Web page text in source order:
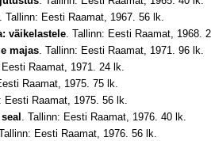
. Tallinn: Eesti Raamat, 1967. 56 lk.
väikelastele. Tallinn: Eesti Raamat, 1968.
majas. Tallinn: Eesti Raamat, 1971. 96 lk.
Raamat, 1971. 24 lk.
Raamat, 1975. 75 lk.
Eesti Raamat, 1975. 56 lk.
. Tallinn: Eesti Raamat, 1976. 40 lk.
Eesti Raamat, 1976. 56 lk.